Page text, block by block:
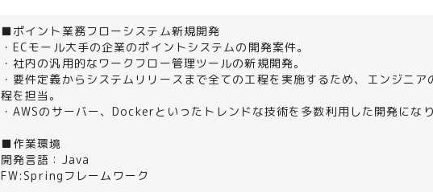
■ポイント業務フローシステム新規開発
・ECモール大手の企業のポイントシステムの開発案件。
・社内の汎用的なワークフロー管理ツールの新規開発。
・要件定義からシステムリリースまで全ての工程を実施するため、エンジニ
程を担当。
・AWSのサーバー、Dockerといったトレンドな技術を多数利用した開発にな
■作業環境
開発言語：Java
FW:Springフレームワーク